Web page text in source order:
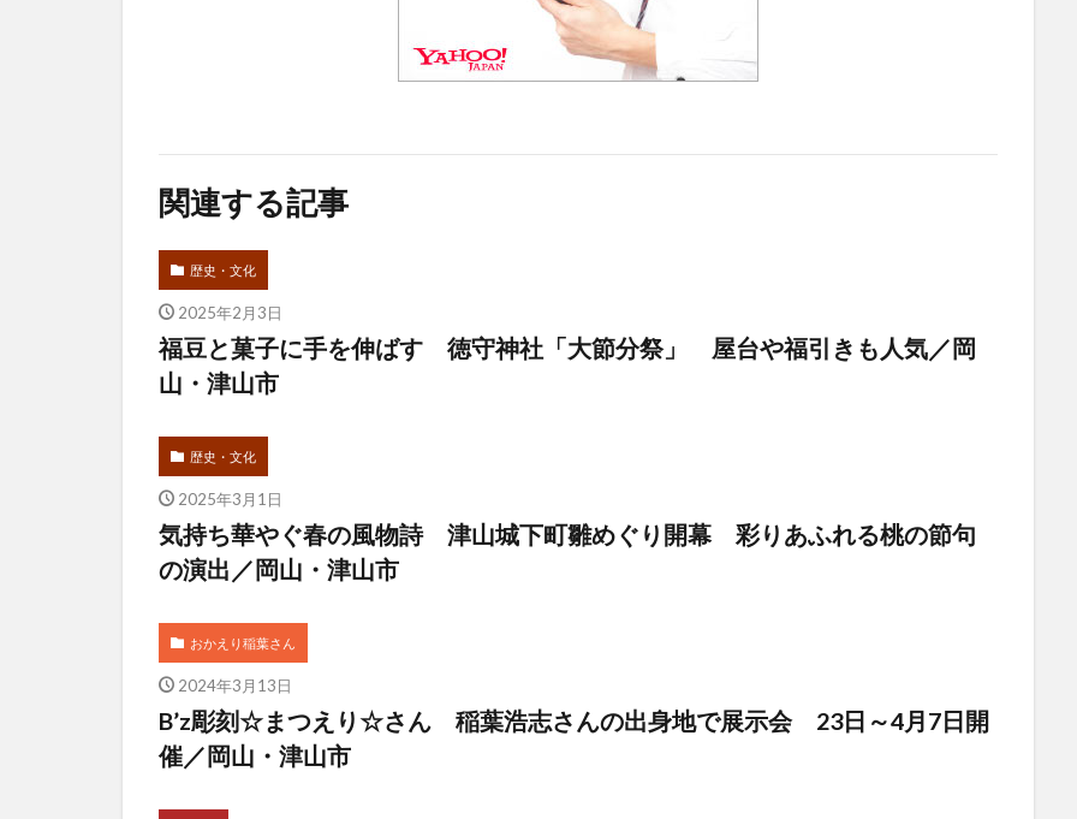
関連する記事
歴史・文化
2025年2月3日
福豆と菓子に手を伸ばす 徳守神社「大節分祭」 屋台や福引きも人気／岡
山・津山市
歴史・文化
2025年3月1日
気持ち華やぐ春の風物詩 津山城下町雛めぐり開幕 彩りあふれる桃の節句
の演出／岡山・津山市
おかえり稲葉さん
2024年3月13日
B’z彫刻☆まつえり☆さん 稲葉浩志さんの出身地で展示会 23日～4月7日開
催／岡山・津山市